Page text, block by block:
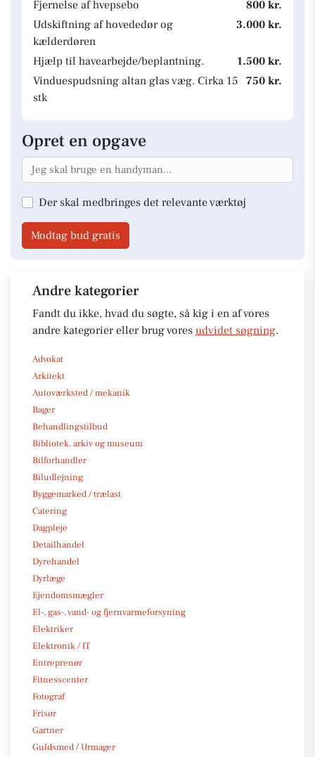
Fjernelse af hvepsebo
800 kr.
Udskiftning af hovededør og
kælderdøren
3.000 kr.
Hjælp til havearbejde/beplantning.
1.500 kr.
Vinduespudsning altan glas væg. Cirka 15
stk
750 kr.
Opret en opgave
Der skal medbringes det relevante værktøj
Modtag bud gratis
Andre kategorier
Fandt du ikke, hvad du søgte, så kig i en af vores
andre kategorier eller brug vores udvidet søgning.
Advokat
Arkitekt
Autoværksted / mekanik
Bager
Behandlingstilbud
Bibliotek, arkiv og museum
Bilforhandler
Biludlejning
Byggemarked / trælast
Catering
Dagpleje
Detailhandel
Dyrehandel
Dyrlæge
Ejendomsmægler
El-, gas-, vand- og fjernvarmeforsyning
Elektriker
Elektronik / IT
Entreprenør
Fitnesscenter
Fotograf
Frisør
Gartner
Guldsmed / Urmager